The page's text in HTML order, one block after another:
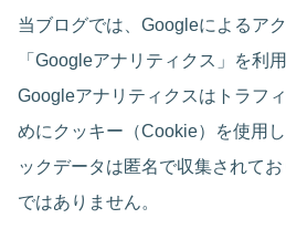
当ブログでは、Googleによるア
「Googleアナリティクス」を利
Googleアナリティクスはトラフ
めにクッキー（Cookie）を使用
ックデータは匿名で収集されて
ではありません。